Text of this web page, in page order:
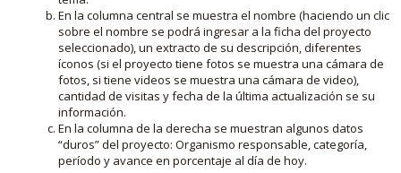
En la columna central se muestra el nombre (haciendo un clic
sobre el nombre se podrá ingresar a la ficha del proyecto
seleccionado), un extracto de su descripción, diferentes
íconos (si el proyecto tiene fotos se muestra una cámara de
fotos, si tiene videos se muestra una cámara de video),
cantidad de visitas y fecha de la última actualización se su
información.
En la columna de la derecha se muestran algunos datos
“duros” del proyecto: Organismo responsable, categoría,
período y avance en porcentaje al día de hoy.